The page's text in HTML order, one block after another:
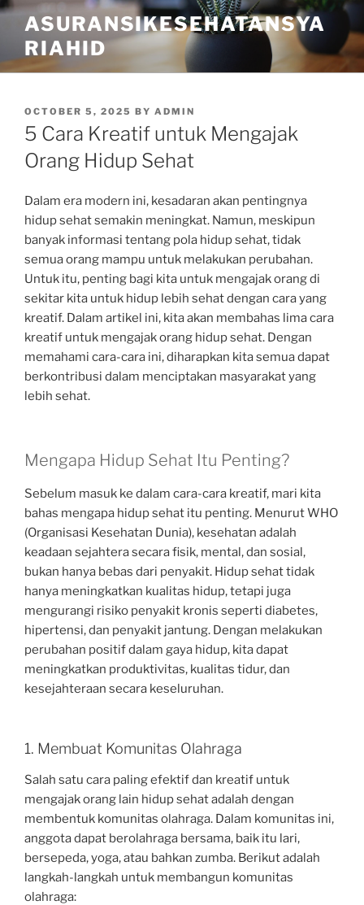
Skip
content
ASURANSIKESEHATANSYA
RIAHID
POSTED
ON
OCTOBER 5, 2025 BY ADMIN
5 Cara Kreatif untuk Mengajak
Orang Hidup Sehat
Dalam era modern ini, kesadaran akan pentingnya
hidup sehat semakin meningkat. Namun, meskipun
banyak informasi tentang pola hidup sehat, tidak
semua orang mampu untuk melakukan perubahan.
Untuk itu, penting bagi kita untuk mengajak orang di
sekitar kita untuk hidup lebih sehat dengan cara yang
kreatif. Dalam artikel ini, kita akan membahas lima cara
kreatif untuk mengajak orang hidup sehat. Dengan
memahami cara-cara ini, diharapkan kita semua dapat
berkontribusi dalam menciptakan masyarakat yang
lebih sehat.
Mengapa Hidup Sehat Itu Penting?
Sebelum masuk ke dalam cara-cara kreatif, mari kita
bahas mengapa hidup sehat itu penting. Menurut WHO
(Organisasi Kesehatan Dunia), kesehatan adalah
keadaan sejahtera secara fisik, mental, dan sosial,
bukan hanya bebas dari penyakit. Hidup sehat tidak
hanya meningkatkan kualitas hidup, tetapi juga
mengurangi risiko penyakit kronis seperti diabetes,
hipertensi, dan penyakit jantung. Dengan melakukan
perubahan positif dalam gaya hidup, kita dapat
meningkatkan produktivitas, kualitas tidur, dan
kesejahteraan secara keseluruhan.
1. Membuat Komunitas Olahraga
Salah satu cara paling efektif dan kreatif untuk
mengajak orang lain hidup sehat adalah dengan
membentuk komunitas olahraga. Dalam komunitas ini,
anggota dapat berolahraga bersama, baik itu lari,
bersepeda, yoga, atau bahkan zumba. Berikut adalah
langkah-langkah untuk membangun komunitas
olahraga: